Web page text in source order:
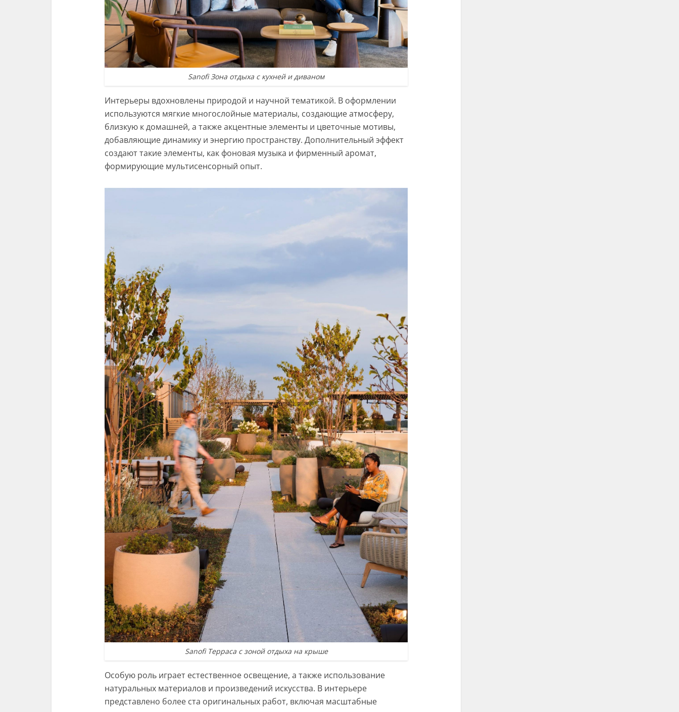
Sanofi Зона отдыха с кухней и диваном
Интерьеры вдохновлены природой и научной тематикой. В оформлении
используются мягкие многослойные материалы, создающие атмосферу,
близкую к домашней, а также акцентные элементы и цветочные мотивы,
добавляющие динамику и энергию пространству. Дополнительный эффект
создают такие элементы, как фоновая музыка и фирменный аромат,
формирующие мультисенсорный опыт.
Sanofi Терраса с зоной отдыха на крыше
Особую роль играет естественное освещение, а также использование
натуральных материалов и произведений искусства. В интерьере
представлено более ста оригинальных работ, включая масштабные